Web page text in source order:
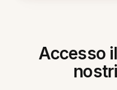
Accesso